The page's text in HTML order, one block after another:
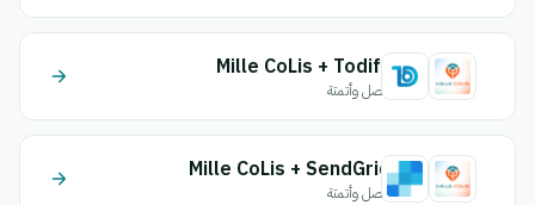
Mille CoLis + Todify
اتصل وأتمتة
Mille CoLis + SendGrid
اتصل وأتمتة